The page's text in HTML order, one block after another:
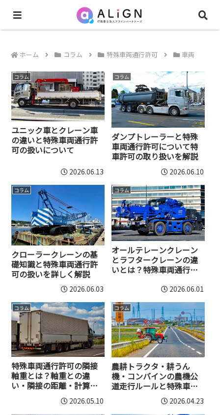
ホーム コラム 特殊車両通行許可 車両
コラム
ユニック車とクレーン車
の違いと特殊車両通行許
可の扱いについて
2026.06.13
コラム
ダンプトレーラーと特殊
車両通行許可について特
車許可の取り扱いを解説
2026.06.10
コラム
クローラークレーンの基
礎知識と特殊車両通行許
可の扱いを詳しく解説
2026.06.03
コラム
オールテレーンクレーン
とラフタークレーンの違
いとは？特殊車両通行許
2026.06.01
コラム
特殊車両通行許可の隣接
軸重とは？軸重との違
い・隣接の距離・計算方
2026.05.10
コラム
農耕トラクタ・耕うん
機・コンバインの農機公
道走行ルールと特殊車両
通行許可について2026.04.23